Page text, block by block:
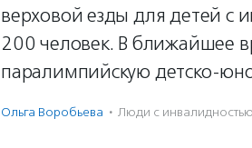
верховой езды для детей с
200 человек. В ближайшее
паралимпийскую детско-
Ольга Воробьева · Люди с инвалидностью